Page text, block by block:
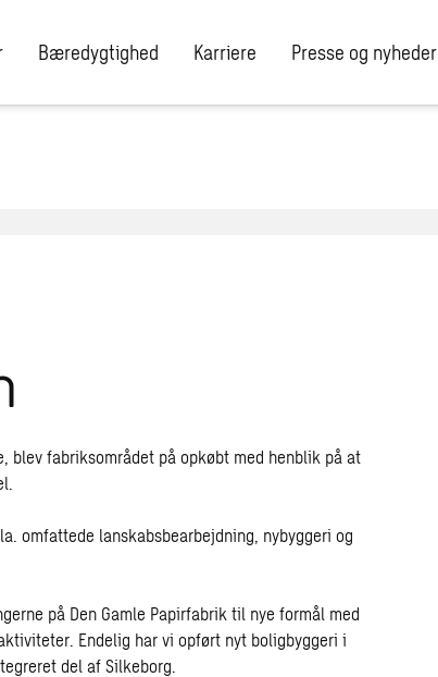
Bæredygtighed Karriere Presse og nyheder
blev fabriksområdet på opkøbt med henblik på at
omfattede lanskabsbearbejdning, nybyggeri og
på Den Gamle Papirfabrik til nye formål med
Endelig har vi opført nyt boligbyggeri i
del af Silkeborg.